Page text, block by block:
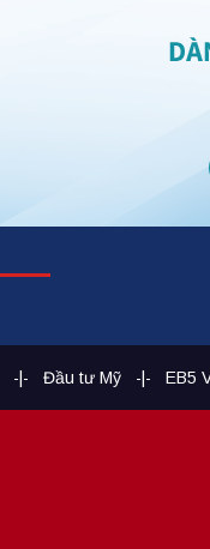
-|- Đầu tư Mỹ -|- EB5